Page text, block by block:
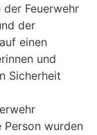
Feuerwehr
der
einen
und
Sicherheit
wurden